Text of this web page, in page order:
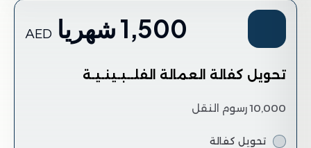
1,500 شهريا AED
تحويل كفالة العمالة الفلــبـينـيـة
10,000 رسوم النقل
تحويل كفالة